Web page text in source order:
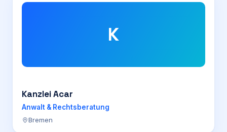
K
Kanzlei Acar
Anwalt & Rechtsberatung
Bremen